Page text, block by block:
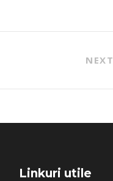
NEXT
Linkuri utile